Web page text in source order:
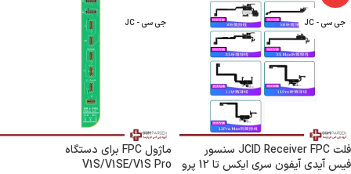
جی سی - JC
فلت JCID Receiver FPC سنسور
فیس آیدی آیفون سری ایکس تا 12 پرو
جی سی - JC
ماژول FPC برای دستگاه
V1S/V1SE/V1S Pro